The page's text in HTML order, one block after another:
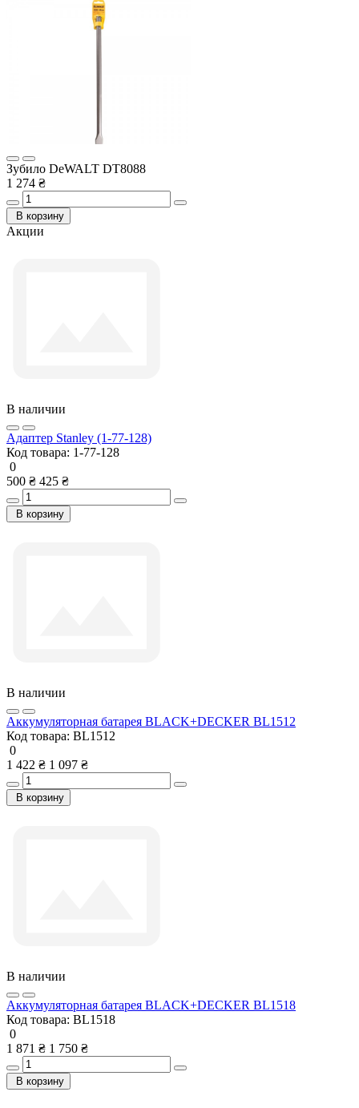
Зубило DeWALT DT8088
1 274 ₴
В корзину
Акции
В наличии
Адаптер Stanley (1-77-128)
Код товара: 1-77-128
0
500 ₴ 425 ₴
В корзину
В наличии
Аккумуляторная батарея BLACK+DECKER BL1512
Код товара: BL1512
0
1 422 ₴ 1 097 ₴
В корзину
В наличии
Аккумуляторная батарея BLACK+DECKER BL1518
Код товара: BL1518
0
1 871 ₴ 1 750 ₴
В корзину